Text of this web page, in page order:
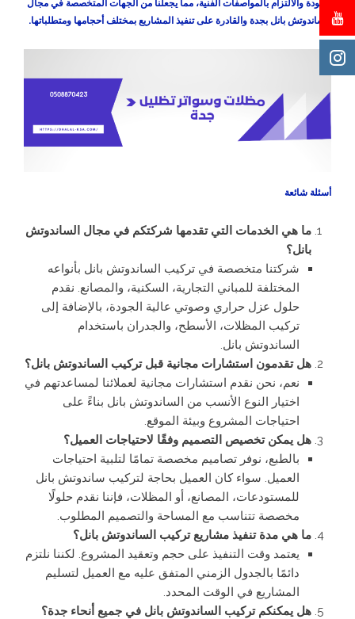
الجودة والالتزام بالمواصفات الفنية، مما يجعلنا من الجهات المتخصصة في مجال
الساندوتش بانل بجدة والقادرة على تنفيذ المشاريع بمختلف أحجامها ومتطلباتها.
أسئلة شائعة
ما هي الخدمات التي تقدمها شركتكم في مجال الساندوتش
بانل؟
شركتنا متخصصة في تركيب الساندوتش بانل بأنواعه
المختلفة للمباني التجارية، السكنية، والمصانع. نقدم
حلول عزل حراري وصوتي عالية الجودة، بالإضافة إلى
تركيب المظلات، الأسطح، والجدران باستخدام
الساندوتش بانل.
هل تقدمون استشارات مجانية قبل تركيب الساندوتش بانل؟
نعم، نحن نقدم استشارات مجانية لعملائنا لمساعدتهم في
اختيار النوع الأنسب من الساندوتش بانل بناءً على
احتياجات المشروع وبيئة الموقع.
هل يمكن تخصيص التصميم وفقًا لاحتياجات العميل؟
بالطبع، نوفر تصاميم مخصصة تمامًا لتلبية احتياجات
العميل. سواء كان العميل بحاجة لتركيب ساندوتش بانل
للمستودعات، المصانع، أو المظلات، فإننا نقدم حلولًا
مخصصة تتناسب مع المساحة والتصميم المطلوب.
ما هي مدة تنفيذ مشاريع تركيب الساندوتش بانل؟
يعتمد وقت التنفيذ على حجم وتعقيد المشروع. لكننا نلتزم
دائمًا بالجدول الزمني المتفق عليه مع العميل لتسليم
المشاريع في الوقت المحدد.
هل يمكنكم تركيب الساندوتش بانل في جميع أنحاء جدة؟